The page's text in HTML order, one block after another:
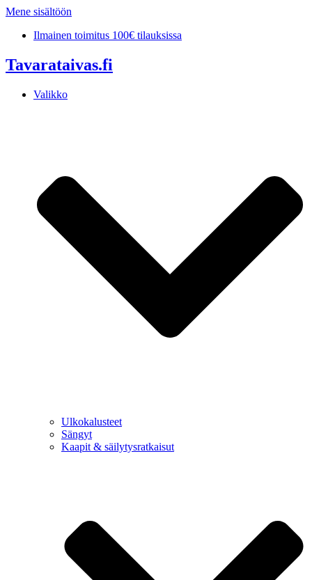
Mene sisältöön
Ilmainen toimitus 100€ tilauksissa
Tavarataivas.fi
Valikko
Ulkokalusteet
Sängyt
Kaapit & säilytysratkaisut